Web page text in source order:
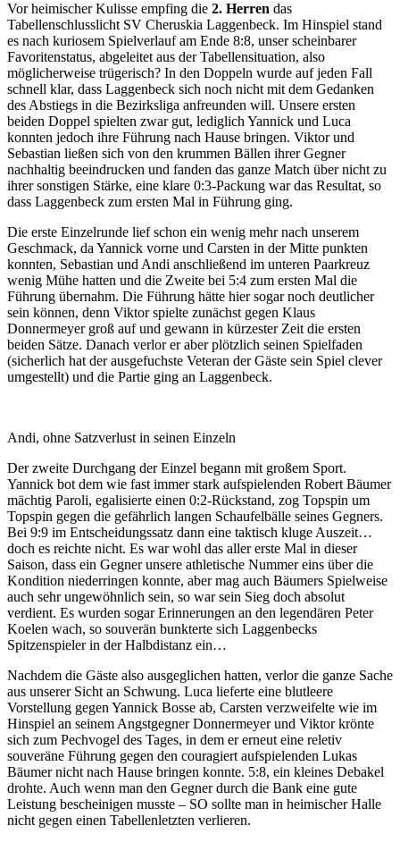
Vor heimischer Kulisse empfing die 2. Herren das
Tabellenschlusslicht SV Cheruskia Laggenbeck. Im Hinspiel stand
es nach kuriosem Spielverlauf am Ende 8:8, unser scheinbarer
Favoritenstatus, abgeleitet aus der Tabellensituation, also
möglicherweise trügerisch? In den Doppeln wurde auf jeden Fall
schnell klar, dass Laggenbeck sich noch nicht mit dem Gedanken
des Abstiegs in die Bezirksliga anfreunden will. Unsere ersten
beiden Doppel spielten zwar gut, lediglich Yannick und Luca
konnten jedoch ihre Führung nach Hause bringen. Viktor und
Sebastian ließen sich von den krummen Bällen ihrer Gegner
nachhaltig beeindrucken und fanden das ganze Match über nicht zu
ihrer sonstigen Stärke, eine klare 0:3-Packung war das Resultat, so
dass Laggenbeck zum ersten Mal in Führung ging.
Die erste Einzelrunde lief schon ein wenig mehr nach unserem
Geschmack, da Yannick vorne und Carsten in der Mitte punkten
konnten, Sebastian und Andi anschließend im unteren Paarkreuz
wenig Mühe hatten und die Zweite bei 5:4 zum ersten Mal die
Führung übernahm. Die Führung hätte hier sogar noch deutlicher
sein können, denn Viktor spielte zunächst gegen Klaus
Donnermeyer groß auf und gewann in kürzester Zeit die ersten
beiden Sätze. Danach verlor er aber plötzlich seinen Spielfaden
(sicherlich hat der ausgefuchste Veteran der Gäste sein Spiel clever
umgestellt) und die Partie ging an Laggenbeck.
Andi, ohne Satzverlust in seinen Einzeln
Der zweite Durchgang der Einzel begann mit großem Sport.
Yannick bot dem wie fast immer stark aufspielenden Robert Bäumer
mächtig Paroli, egalisierte einen 0:2-Rückstand, zog Topspin um
Topspin gegen die gefährlich langen Schaufelbälle seines Gegners.
Bei 9:9 im Entscheidungssatz dann eine taktisch kluge Auszeit…
doch es reichte nicht. Es war wohl das aller erste Mal in dieser
Saison, dass ein Gegner unsere athletische Nummer eins über die
Kondition niederringen konnte, aber mag auch Bäumers Spielweise
auch sehr ungewöhnlich sein, so war sein Sieg doch absolut
verdient. Es wurden sogar Erinnerungen an den legendären Peter
Koelen wach, so souverän bunkterte sich Laggenbecks
Spitzenspieler in der Halbdistanz ein…
Nachdem die Gäste also ausgeglichen hatten, verlor die ganze Sache
aus unserer Sicht an Schwung. Luca lieferte eine blutleere
Vorstellung gegen Yannick Bosse ab, Carsten verzweifelte wie im
Hinspiel an seinem Angstgegner Donnermeyer und Viktor krönte
sich zum Pechvogel des Tages, in dem er erneut eine reletiv
souveräne Führung gegen den couragiert aufspielenden Lukas
Bäumer nicht nach Hause bringen konnte. 5:8, ein kleines Debakel
drohte. Auch wenn man den Gegner durch die Bank eine gute
Leistung bescheinigen musste – SO sollte man in heimischer Halle
nicht gegen einen Tabellenletzten verlieren.